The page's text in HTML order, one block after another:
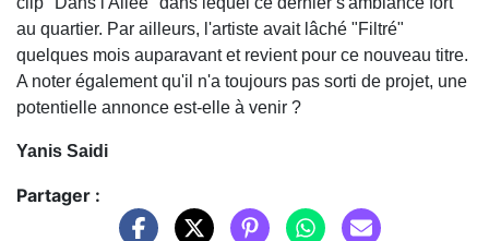
au quartier. Par ailleurs, l'artiste avait lâché "Filtré"
quelques mois auparavant et revient pour ce nouveau titre.
A noter également qu'il n'a toujours pas sorti de projet, une
potentielle annonce est-elle à venir ?
Yanis Saidi
Partager :